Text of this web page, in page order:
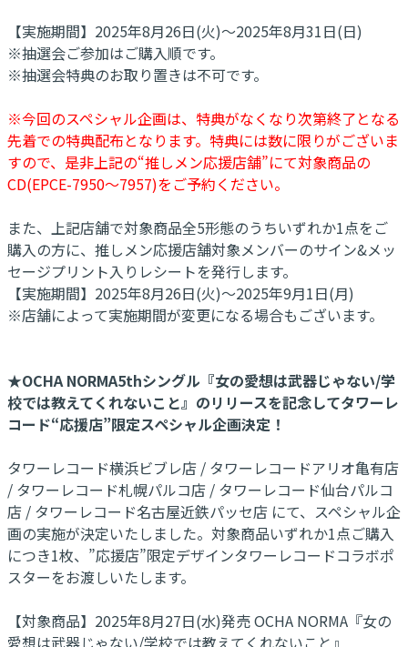
【実施期間】2025年8月26日(火)～2025年8月31日(日)
※抽選会ご参加はご購入順です。
※抽選会特典のお取り置きは不可です。
※今回のスペシャル企画は、特典がなくなり次第終了となる
先着での特典配布となります。特典には数に限りがございま
すので、是非上記の“推しメン応援店舗”にて対象商品の
CD(EPCE-7950～7957)をご予約ください。
また、上記店舗で対象商品全5形態のうちいずれか1点をご
購入の方に、推しメン応援店舗対象メンバーのサイン&メッ
セージプリント入りレシートを発行します。
【実施期間】2025年8月26日(火)～2025年9月1日(月)
※店舗によって実施期間が変更になる場合もございます。
★OCHA NORMA5thシングル『女の愛想は武器じゃない/学
校では教えてくれないこと』のリリースを記念してタワーレ
コード“応援店”限定スペシャル企画決定！
タワーレコード横浜ビブレ店 / タワーレコードアリオ亀有店
/ タワーレコード札幌パルコ店 / タワーレコード仙台パルコ
店 / タワーレコード名古屋近鉄パッセ店 にて、スペシャル企
画の実施が決定いたしました。対象商品いずれか1点ご購入
につき1枚、”応援店”限定デザインタワーレコードコラボポ
スターをお渡しいたします。
【対象商品】2025年8月27日(水)発売 OCHA NORMA『女の
愛想は武器じゃない/学校では教えてくれないこと』